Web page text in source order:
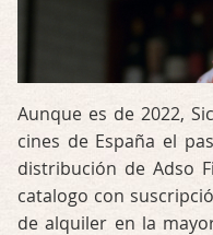
Aunque es de 2022,
cines de España el
distribución de Adso
catalogo con
de alquiler en la